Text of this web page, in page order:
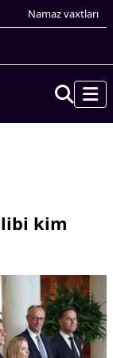
Namaz vaxtları
kim